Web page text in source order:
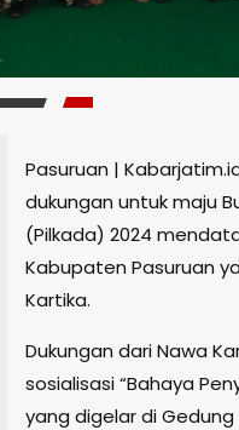
Pasuruan |
dukungan untuk maju
(Pilkada) 2024
Kabupaten Pasuruan
Kartika.
Dukungan dari Nawa
sosialisasi “Bahaya
yang digelar di Gedung